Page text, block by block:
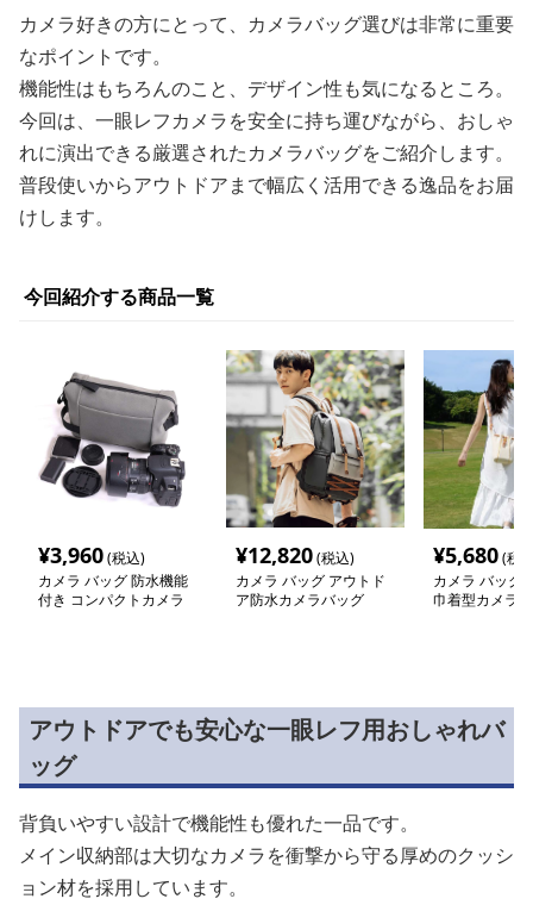
カメラ好きの方にとって、カメラバッグ選びは非常に重要
なポイントです。
機能性はもちろんのこと、デザイン性も気になるところ。
今回は、一眼レフカメラを安全に持ち運びながら、おしゃ
れに演出できる厳選されたカメラバッグをご紹介します。
普段使いからアウトドアまで幅広く活用できる逸品をお届
けします。
今回紹介する商品一覧
¥3,960(税込)
カメラ バッグ 防水機能
付き コンパクトカメラ
¥12,820(税込)
カメラ バッグ アウトド
ア防水カメラバッグ
¥5,680(税
カメラ バッグ
巾着型カメラ
アウトドアでも安心な一眼レフ用おしゃれバ
ッグ
背負いやすい設計で機能性も優れた一品です。
メイン収納部は大切なカメラを衝撃から守る厚めのクッシ
ョン材を採用しています。